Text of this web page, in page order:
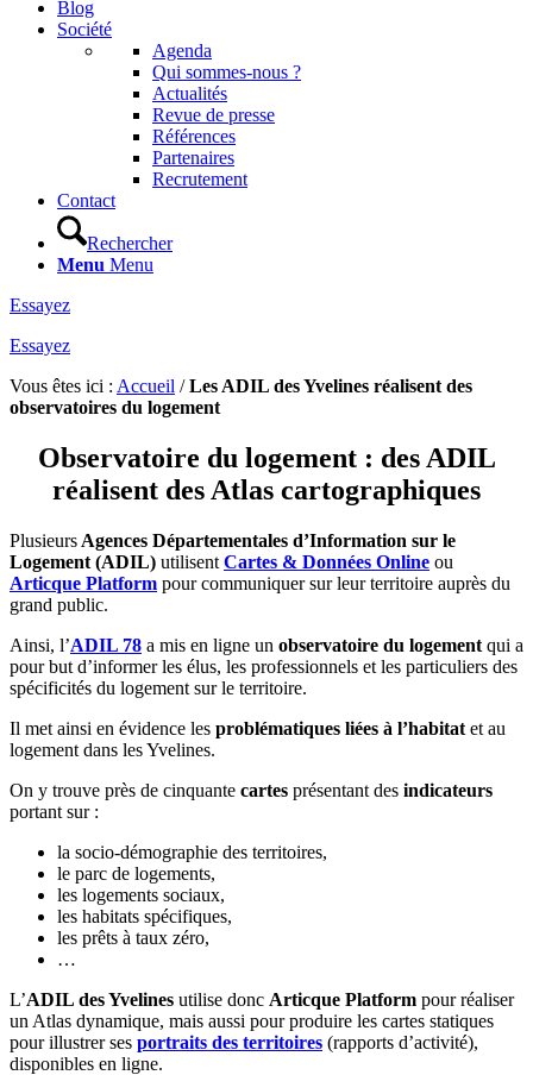
Blog
Société
Agenda
Qui sommes-nous ?
Actualités
Revue de presse
Références
Partenaires
Recrutement
Contact
Rechercher
Menu Menu
Essayez
Essayez
Vous êtes ici : Accueil /Les ADIL des Yvelines réalisent des
observatoires du logement
Observatoire du logement : des ADIL
réalisent des Atlas cartographiques
Plusieurs Agences Départementales d’Information sur le
Logement (ADIL) utilisent Cartes & Données Online ou
Articque Platform pour communiquer sur leur territoire auprès du
grand public.
Ainsi, l’ADIL 78 a mis en ligne un observatoire du logement qui a
pour but d’informer les élus, les professionnels et les particuliers des
spécificités du logement sur le territoire.
Il met ainsi en évidence les problématiques liées à l’habitat et au
logement dans les Yvelines.
On y trouve près de cinquante cartes présentant des indicateurs
portant sur :
la socio-démographie des territoires,
le parc de logements,
les logements sociaux,
les habitats spécifiques,
les prêts à taux zéro,
…
L’ADIL des Yvelines utilise donc Articque Platform pour réaliser
un Atlas dynamique, mais aussi pour produire les cartes statiques
pour illustrer ses portraits des territoires (rapports d’activité),
disponibles en ligne.